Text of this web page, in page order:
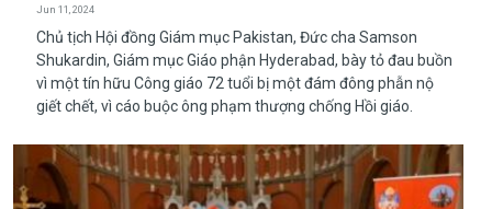
Jun 11, 2024
Chủ tịch Hội đồng Giám mục Pakistan, Đức cha Samson
Shukardin, Giám mục Giáo phận Hyderabad, bày tỏ đau buồn
vì một tín hữu Công giáo 72 tuổi bị một đám đông phẫn nộ
giết chết, vì cáo buộc ông phạm thượng chống Hồi giáo.